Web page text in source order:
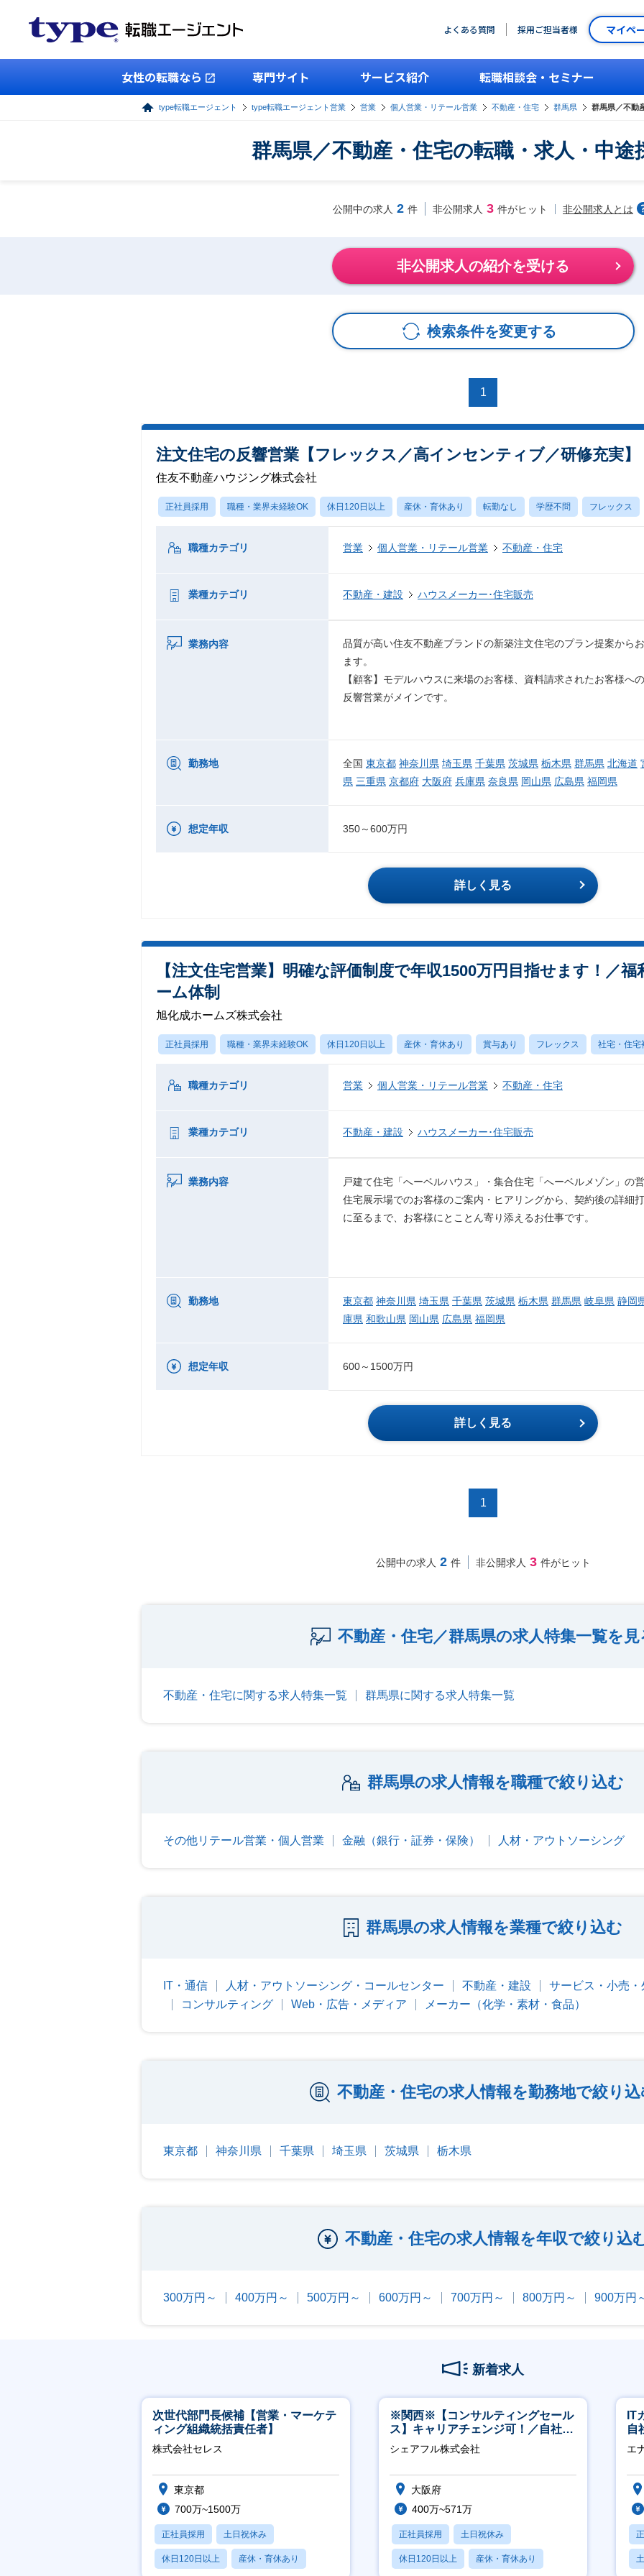
よくある質問 採用ご担当者様 マイペ
女性の転職なら 専門サイト サービス紹介 転職相談会・セミナー
type転職エージェント type転職エージェント営業 営業 個人営業・リテール営業 不動産・住宅 群馬県 群馬県／不動
群馬県／不動産・住宅の転職・求人・中途
公開中の求人 2 件 非公開求人 3 件がヒット 非公開求人とは
非公開求人の紹介を受ける
検索条件を変更する
1
注文住宅の反響営業【フレックス／高インセンティブ／研修充実】
住友不動産ハウジング株式会社
正社員採用 職種・業界未経験OK 休日120日以上 産休・育休あり 転勤なし 学歴不問 フレックス
職種カテゴリ 営業 個人営業・リテール営業 不動産・住宅
業種カテゴリ 不動産・建設 ハウスメーカー･住宅販売
業務内容
品質が高い住友不動産ブランドの新築注文住宅のプラン提案から
ます。
【顧客】モデルハウスに来場のお客様、資料請求されたお客様へ
反響営業がメインです。
勤務地 全国 東京都 神奈川県 埼玉県 千葉県 茨城県 栃木県 群馬県 北海道
県 三重県 京都府 大阪府 兵庫県 奈良県 岡山県 広島県 福岡県
想定年収 350～600万円
詳しく見る
【注文住宅営業】明確な評価制度で年収1500万円目指せます！／
ーム体制
旭化成ホームズ株式会社
正社員採用 職種・業界未経験OK 休日120日以上 産休・育休あり 賞与あり フレックス 社宅・住宅
職種カテゴリ 営業 個人営業・リテール営業 不動産・住宅
業種カテゴリ 不動産・建設 ハウスメーカー･住宅販売
業務内容
戸建て住宅「へーベルハウス」・集合住宅「へーベルメゾン」の
住宅展示場でのお客様のご案内・ヒアリングから、契約後の詳細
に至るまで、お客様にとことん寄り添えるお仕事です。
勤務地 東京都 神奈川県 埼玉県 千葉県 茨城県 栃木県 群馬県 岐阜県 静岡
庫県 和歌山県 岡山県 広島県 福岡県
想定年収 600～1500万円
詳しく見る
1
公開中の求人 2 件 非公開求人 3 件がヒット
不動産・住宅／群馬県の求人特集一覧を見
不動産・住宅に関する求人特集一覧 群馬県に関する求人特集一覧
群馬県の求人情報を職種で絞り込む
その他リテール営業・個人営業 金融（銀行・証券・保険） 人材・アウトソーシング
群馬県の求人情報を業種で絞り込む
IT・通信 人材・アウトソーシング・コールセンター 不動産・建設
サービス・小売・
コンサルティング
Web・広告・メディア メーカー（化学・素材・食品）
不動産・住宅の求人情報を勤務地で絞り込
東京都 神奈川県 千葉県 埼玉県 茨城県 栃木県
不動産・住宅の求人情報を年収で絞り込
300万円～ 400万円～ 500万円～ 600万円～ 700万円～ 800万円～ 900万円
新着求人
次世代部門長候補【営業・マーケテ
ィング組織統括責任者】
株式会社セレス
東京都
700万~1500万
正社員採用 土日祝休み
休日120日以上 産休・育休あり
※関西※【コンサルティングセール
ス】キャリアチェンジ可！／自社サ
ービス『シェアフル』の営業
シェアフル株式会社
大阪府
400万~571万
正社員採用 土日祝休み
休日120日以上 産休・育休あり
IT
自
エ